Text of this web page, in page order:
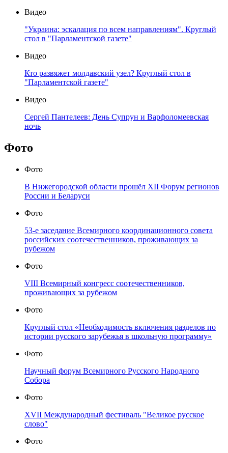
Видео
"Украина: эскалация по всем направлениям". Круглый
стол в "Парламентской газете"
Видео
Кто развяжет молдавский узел? Круглый стол в
"Парламентской газете"
Видео
Сергей Пантелеев: День Супрун и Варфоломеевская
ночь
Фото
Фото
В Нижегородской области прошёл XII Форум регионов
России и Беларуси
Фото
53-е заседание Всемирного координационного совета
российских соотечественников, проживающих за
рубежом
Фото
VIII Всемирный конгресс соотечественников,
проживающих за рубежом
Фото
Круглый стол «Необходимость включения разделов по
истории русского зарубежья в школьную программу»
Фото
Научный форум Всемирного Русского Народного
Собора
Фото
XVII Международный фестиваль "Великое русское
слово"
Фото